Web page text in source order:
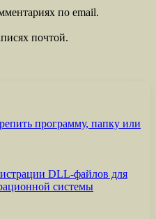
по email.
почтой.
программу, папку или
DLL-файлов для
системы